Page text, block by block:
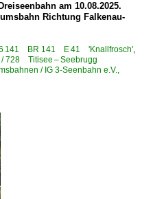
am 10.08.2025.
Richtung Falkenau-
6 141 BR 141 E 41 'Knallfrosch',
/ 728 Titisee – Seebrugg
/ IG 3-Seenbahn e.V.,